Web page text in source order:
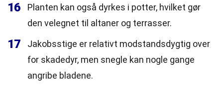
16
Planten kan også dyrkes i potter, hvilket gør
den velegnet til altaner og terrasser.
17
Jakobsstige er relativt modstandsdygtig over
for skadedyr, men snegle kan nogle gange
angribe bladene.